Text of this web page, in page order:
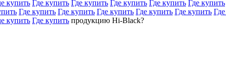
купить Где купить Где купить Где купить Где купить Где купить
Где купить Где купить Где купить Где купить Где купить
купить Где купить продукцию Hi-Black?